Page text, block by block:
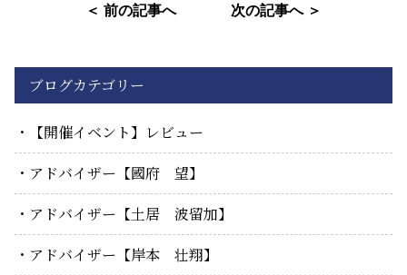
ブログカテゴリー
【開催イベント】レビュー
アドバイザー【國府 望】
アドバイザー【土居 波留加】
アドバイザー【岸本 壮翔】
＜ 前の記事へ 次の記事へ ＞